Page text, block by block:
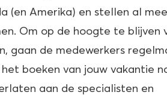
(en Amerika) en stellen al
Om op de hoogte te blijven
gaan de medewerkers
boeken van jouw vakantie
aan de specialisten en